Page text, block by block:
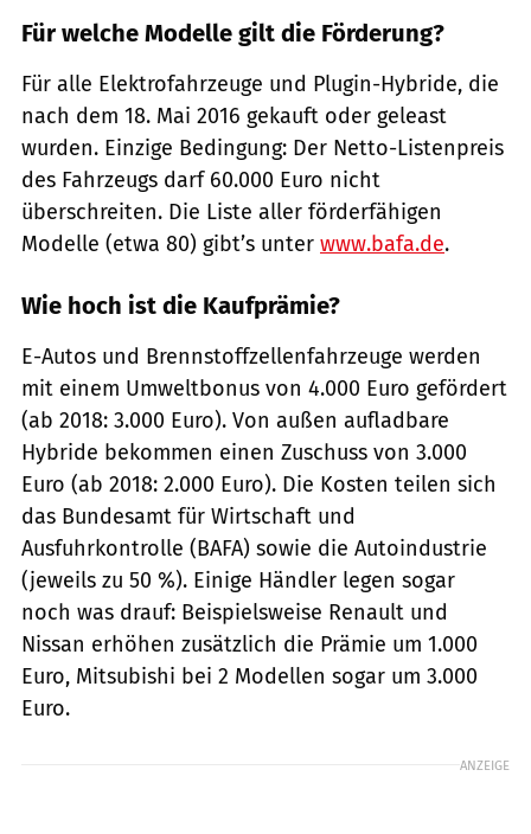
Für welche Modelle gilt die Förderung?
Für alle Elektrofahrzeuge und Plugin-Hybride, die
nach dem 18. Mai 2016 gekauft oder geleast
wurden. Einzige Bedingung: Der Netto-Listenpreis
des Fahrzeugs darf 60.000 Euro nicht
überschreiten. Die Liste aller förderfähigen
Modelle (etwa 80) gibt’s unter www.bafa.de.
Wie hoch ist die Kaufprämie?
E-Autos und Brennstoffzellenfahrzeuge werden
mit einem Umweltbonus von 4.000 Euro gefördert
(ab 2018: 3.000 Euro). Von außen aufladbare
Hybride bekommen einen Zuschuss von 3.000
Euro (ab 2018: 2.000 Euro). Die Kosten teilen sich
das Bundesamt für Wirtschaft und
Ausfuhrkontrolle (BAFA) sowie die Autoindustrie
(jeweils zu 50 %). Einige Händler legen sogar
noch was drauf: Beispielsweise Renault und
Nissan erhöhen zusätzlich die Prämie um 1.000
Euro, Mitsubishi bei 2 Modellen sogar um 3.000
Euro.
ANZEIGE